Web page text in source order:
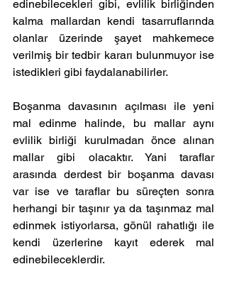
edinebilecekleri gibi, evlilik birliğinden
kalma mallardan kendi tasarruflarında
olanlar üzerinde şayet mahkemece
verilmiş bir tedbir kararı bulunmuyor ise
istedikleri gibi faydalanabilirler.
Boşanma davasının açılması ile yeni
mal edinme halinde, bu mallar aynı
evlilik birliği kurulmadan önce alınan
mallar gibi olacaktır. Yani taraflar
arasında derdest bir boşanma davası
var ise ve taraflar bu süreçten sonra
herhangi bir taşınır ya da taşınmaz mal
edinmek istiyorlarsa, gönül rahatlığı ile
kendi üzerlerine kayıt ederek mal
edinebileceklerdir.